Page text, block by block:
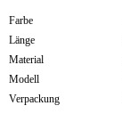
Modell
Farbe
Länge
Verpackung
Material